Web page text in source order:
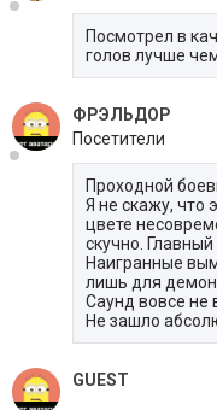
Посмотрел в
голов лучше
ФРЭЛЬДОР
Посетители
Проходной
Я не скажу, что
цвете
скучно.
Наигранные
лишь для
Саунд вовсе не
Не зашло
GUEST